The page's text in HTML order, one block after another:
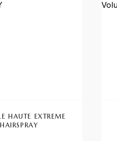
HAUTE EXTREME
HAIRSPRAY